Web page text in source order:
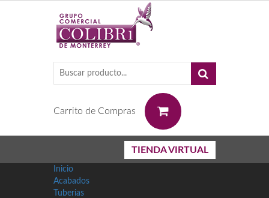
Carrito de Compras
TIENDA VIRTUAL
Inicio
Acabados
Tuberias